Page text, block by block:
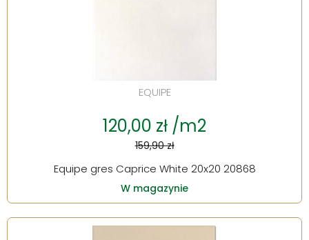
EQUIPE
120,00 zł /m2
159,90 zł
Equipe gres Caprice White 20x20 20868
W magazynie